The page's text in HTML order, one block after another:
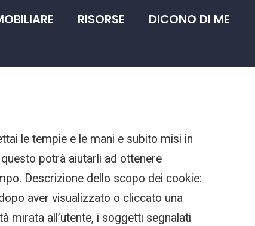
RISORSE
DICONO DI ME
le tempie e le mani e subito misi in
potrà aiutarli ad ottenere
Descrizione dello scopo dei cookie:
aver visualizzato o cliccato una
mirata all’utente, i soggetti segnalati